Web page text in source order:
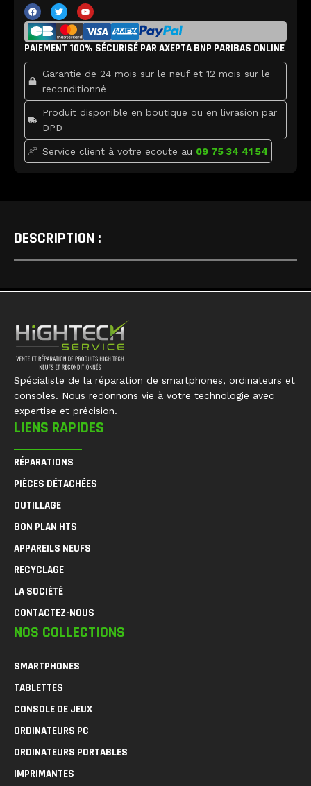
F
a
c
e
b
o
k
T
w
i
t
t
e
Y
o
u
t
u
b
PAIEMENT 100% SÉCURISÉ PAR AXEPTA BNP PARIBAS ONLINE
Garantie de 24 mois sur le neuf et 12 mois sur le
reconditionné
Produit disponible en boutique ou en livrasion par
DPD
Service client à votre ecoute au 09 75 34 41 54
DESCRIPTION :
Spécialiste de la réparation de smartphones, ordinateurs et
consoles. Nous redonnons vie à votre technologie avec
expertise et précision.
LIENS RAPIDES
RÉPARATIONS
PIÈCES DÉTACHÉES
OUTILLAGE
BON PLAN HTS
APPAREILS NEUFS
RECYCLAGE
LA SOCIÉTÉ
CONTACTEZ-NOUS
NOS COLLECTIONS
SMARTPHONES
TABLETTES
CONSOLE DE JEUX
ORDINATEURS PC
ORDINATEURS PORTABLES
IMPRIMANTES